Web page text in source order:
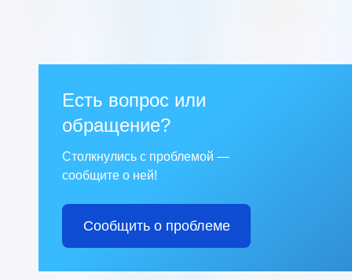
Есть вопрос или
обращение?
Столкнулись с проблемой —
сообщите о ней!
Сообщить о проблеме